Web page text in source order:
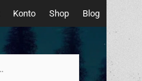
Konto Shop Blog